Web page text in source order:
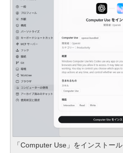
「Computer Use」をインストール